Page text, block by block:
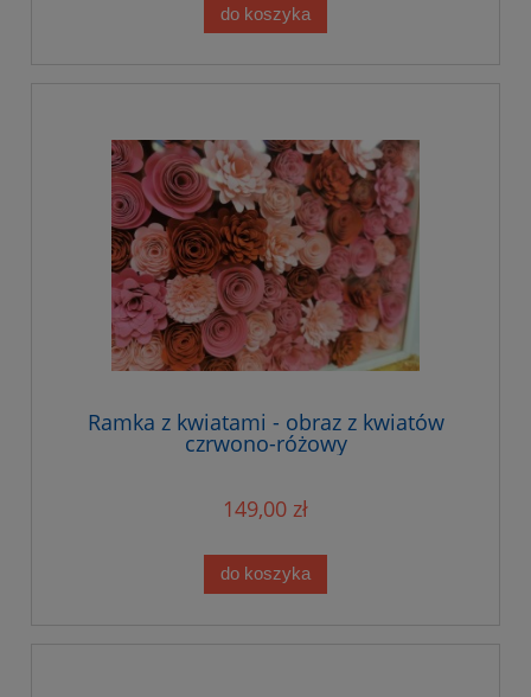
do koszyka
Ramka z kwiatami - obraz z kwiatów
czrwono-różowy
149,00 zł
do koszyka